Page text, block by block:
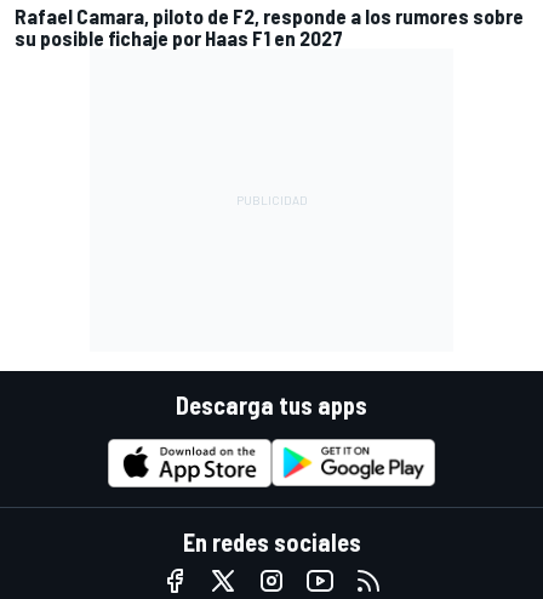
Rafael Camara, piloto de F2, responde a los rumores sobre
su posible fichaje por Haas F1 en 2027
Descarga tus apps
En redes sociales